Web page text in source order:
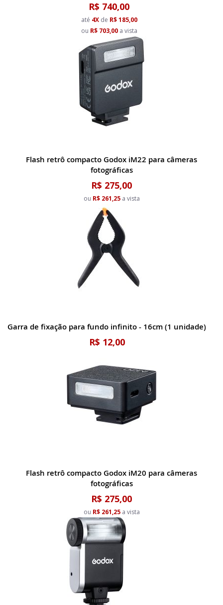
R$ 740,00
até 4Xde R$ 185,00
ou R$ 703,00a vista
Flash retrô compacto Godox iM22 para câmeras
fotográficas
R$ 275,00
ou R$ 261,25a vista
Garra de fixação para fundo infinito - 16cm (1 unidade)
R$ 12,00
Flash retrô compacto Godox iM20 para câmeras
fotográficas
R$ 275,00
ou R$ 261,25a vista